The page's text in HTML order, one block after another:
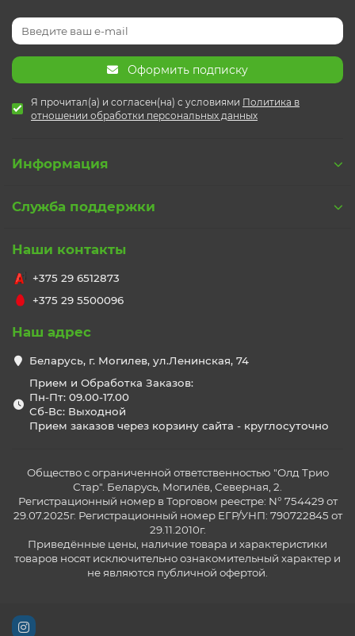
Оформить подписку
Я прочитал(а) и согласен(на) с условиями Политика в
отношении обработки персональных данных
Информация
Служба поддержки
Наши контакты
+375 29 6512873
+375 29 5500096
Наш адрес
Беларусь, г. Могилев, ул.Ленинская, 74
Прием и Обработка Заказов:
Пн-Пт: 09.00-17.00
Сб-Вс: Выходной
Прием заказов через корзину сайта - круглосуточно
Общество с ограниченной ответственностью "Олд Трио
Стар". Беларусь, Могилёв, Северная, 2.
Регистрационный номер в Торговом реестре: N° 754429 от
29.07.2025г. Регистрационный номер ЕГР/УНП: 790722845 от
29.11.2010г.
Приведённые цены, наличие товара и характеристики
товаров носят исключительно ознакомительный характер и
не являются публичной офертой.